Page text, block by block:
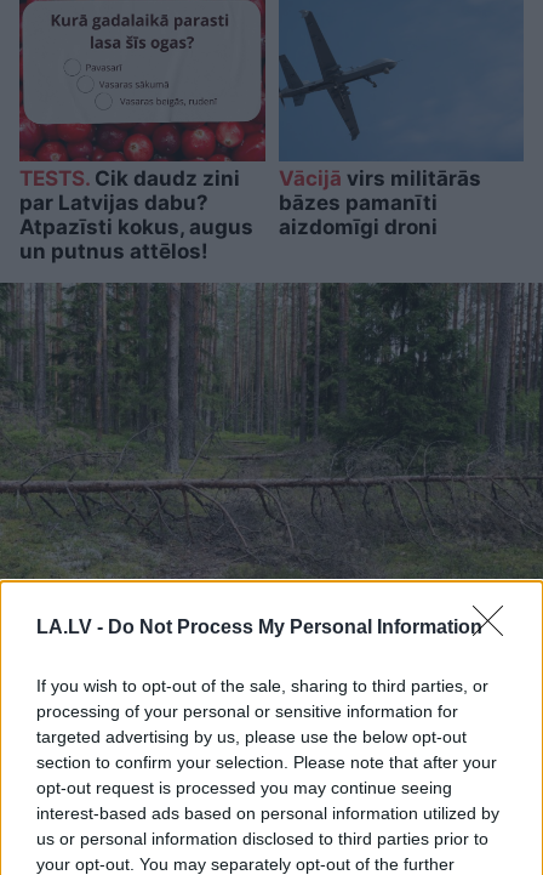
LA.LV - Do Not Process My Personal Information
If you wish to opt-out of the sale, sharing to third parties, or
processing of your personal or sensitive information for
targeted advertising by us, please use the below opt-out
section to confirm your selection. Please note that after your
opt-out request is processed you may continue seeing
interest-based ads based on personal information utilized by
us or personal information disclosed to third parties prior to
your opt-out. You may separately opt-out of the further
TESTS. Cik daudz zini
par Latvijas dabu?
Atpazīsti kokus, augus
un putnus attēlos!
Vācijā virs militārās
bāzes pamanīti
aizdomīgi droni
“Manpat neomulīgi
palika!” Sēņotāja mežā
uziet ļoti biedējošu vietu